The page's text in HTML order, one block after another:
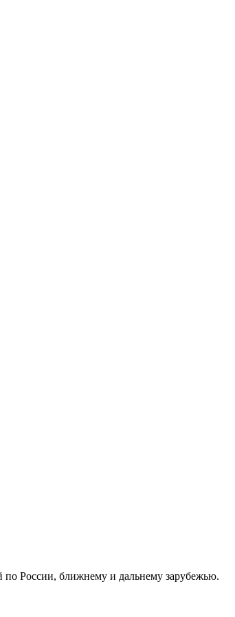
по России, ближнему и дальнему зарубежью.